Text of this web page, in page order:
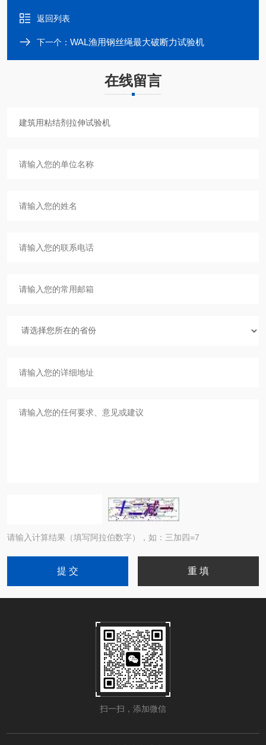
返回列表
下一个： WAL渔用钢丝绳最大破断力试验机
在线留言
请输入计算结果（填写阿拉伯数字），如：三加四=7
扫一扫，添加微信